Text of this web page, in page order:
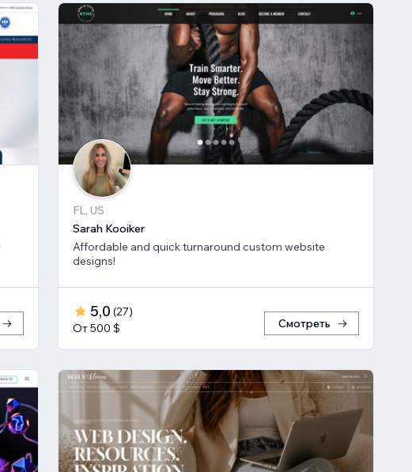
FL, US
Sarah Kooiker
Affordable and quick turnaround custom website
designs!
5,0 (27)
От 500 $
Смотреть